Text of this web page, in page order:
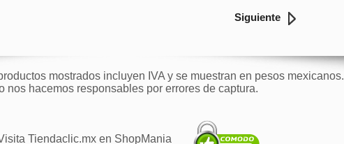
Siguiente
mostrados incluyen IVA y se muestran en pesos mexicanos.
nos hacemos responsables por errores de captura.